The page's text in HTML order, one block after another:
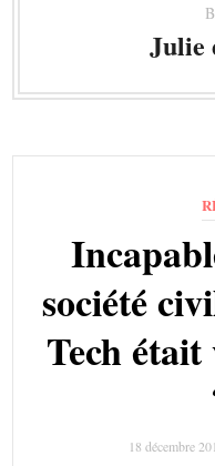
Julie
société
Tech était
18 décembre